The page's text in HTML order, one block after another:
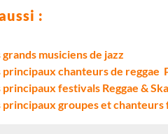
:
grands musiciens de jazz
principaux chanteurs de reggae 
principaux festivals Reggae & Ska
principaux groupes et chanteurs